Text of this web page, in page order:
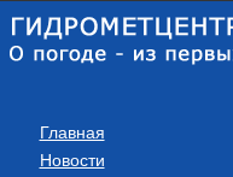
Главная
Новости